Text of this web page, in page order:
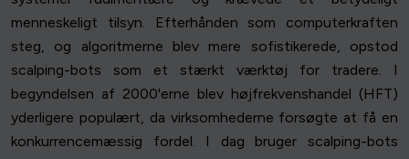
menneskeligt tilsyn. Efterhånden som computerkraften
steg, og algoritmerne blev mere sofistikerede, opstod
scalping-bots som et stærkt værktøj for tradere. I
begyndelsen af 2000'erne blev højfrekvenshandel (HFT)
yderligere populært, da virksomhederne forsøgte at få en
konkurrencemæssig fordel. I dag bruger scalping-bots